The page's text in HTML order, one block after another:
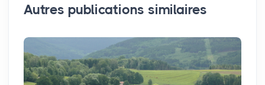
Autres publications similaires